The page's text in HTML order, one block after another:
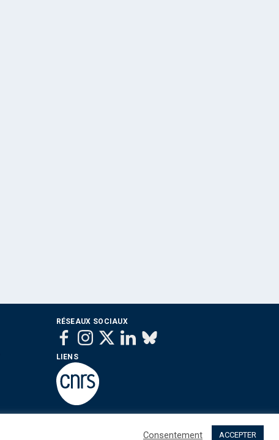
RÉSEAUX SOCIAUX
LIENS
Consentement ACCEPTER